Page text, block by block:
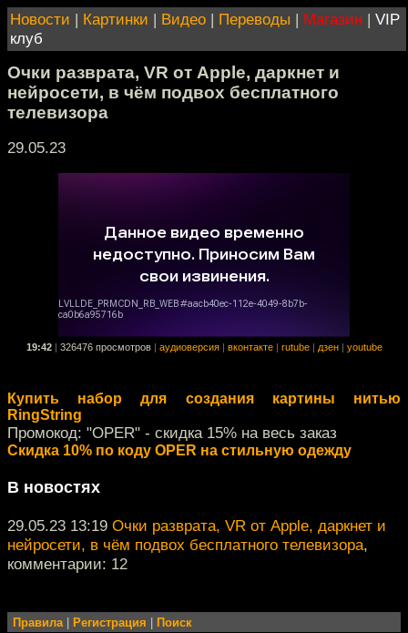
Новости | Картинки | Видео | Переводы | Магазин | VIP
клуб
Очки разврата, VR от Apple, даркнет и
нейросети, в чём подвох бесплатного
телевизора
29.05.23
19:42 326476 просмотров аудиоверсия вконтакте rutube дзен youtube
Купить набор для создания картины нитью
RingString
Промокод: "OPER" - скидка 15% на весь заказ
Скидка 10% по коду OPER на стильную одежду
В новостях
29.05.23 13:19 Очки разврата, VR от Apple, даркнет и
нейросети, в чём подвох бесплатного телевизора,
комментарии: 12
Правила| Регистрация Поиск